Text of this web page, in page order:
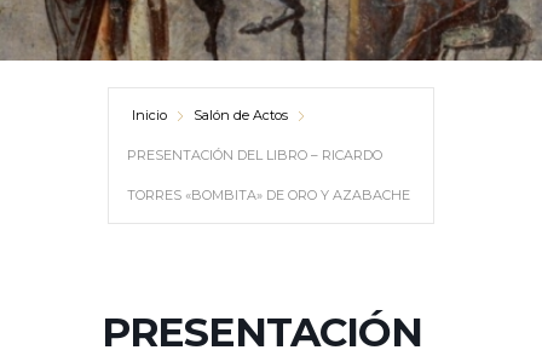
Inicio Salón de Actos
PRESENTACIÓN DEL LIBRO – RICARDO
TORRES «BOMBITA» DE ORO Y AZABACHE
PRESENTACIÓN